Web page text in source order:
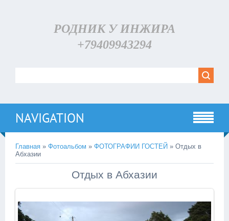
РОДНИК У ИНЖИРА
+79409943294
NAVIGATION
Главная » Фотоальбом » ФОТОГРАФИИ ГОСТЕЙ » Отдых в
Абхазии
Отдых в Абхазии